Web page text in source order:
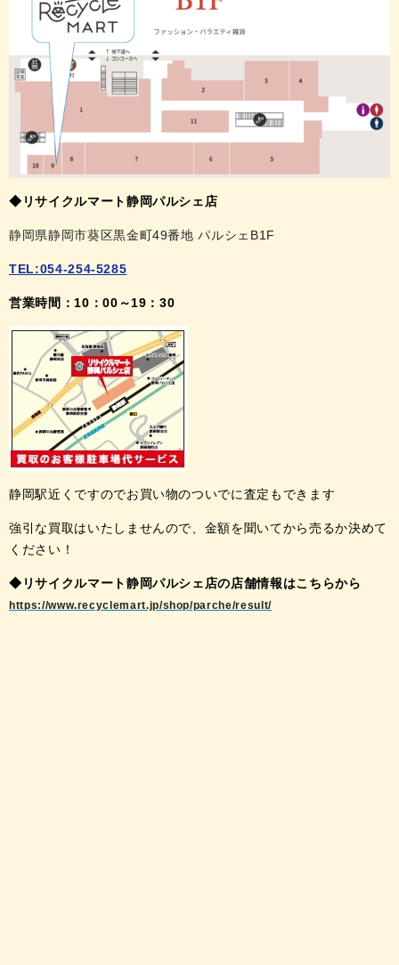
◆リサイクルマート静岡パルシェ店
静岡県静岡市葵区黒金町49番地 パルシェB1F
TEL:054-254-5285
営業時間：10：00～19：30
静岡駅近くですのでお買い物のついでに査定もできます
強引な買取はいたしませんので、金額を聞いてから売るか決めて
ください！
◆リサイクルマート静岡パルシェ店の店舗情報はこちらから
https://www.recyclemart.jp/shop/parche/result/